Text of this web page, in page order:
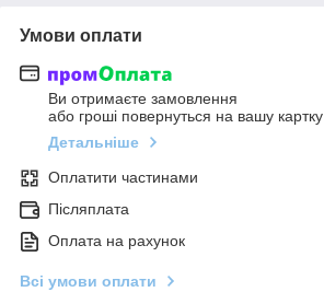
Умови оплати
Ви отримаєте замовлення
або гроші повернуться на вашу картку
Детальніше
Оплатити частинами
Післяплата
Оплата на рахунок
Всі умови оплати